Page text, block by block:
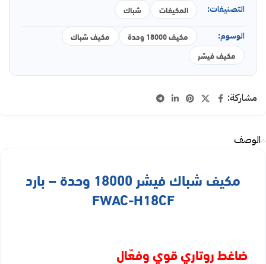
التصنيفات: المكيفات شباك
الوسوم: مكيف 18000 وحدة
مكيف شباك
مكيف فيشر
مشاركة:
الوصف
مكيف شباك فيشر 18000 وحدة – بارد
FWAC-H18CF
ضاغط روتاري قوي وفعّال